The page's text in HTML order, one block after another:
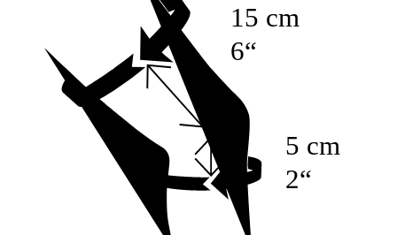
15 cm
6“
5 cm
2“